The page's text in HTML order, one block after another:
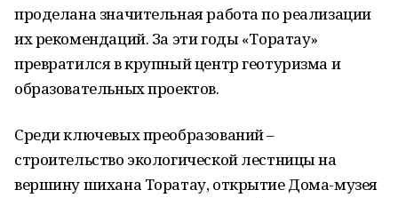
проделана значительная работа по реализации
их рекомендаций. За эти годы «Торатау»
превратился в крупный центр геотуризма и
образовательных проектов.
Среди ключевых преобразований –
строительство экологической лестницы на
вершину шихана Торатау, открытие Дома-музея